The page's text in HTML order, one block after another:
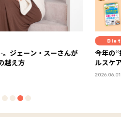
ジェーン・スーさんが
越え方
Diet
今年の
ルスケ
2026.06.01